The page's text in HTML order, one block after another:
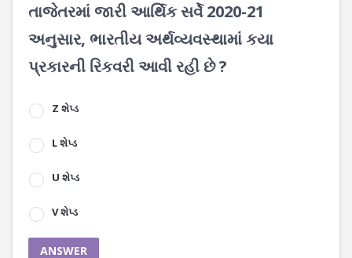
તાજેતરમાં જારી આર્થિક સર્વે 2020-21
અનુસાર, ભારતીય અર્થવ્યવસ્થામાં કયા
પ્રકારની રિકવરી આવી રહી છે ?
Z શેપ્ડ
L શેપ્ડ
U શેપ્ડ
V શેપ્ડ
ANSWER